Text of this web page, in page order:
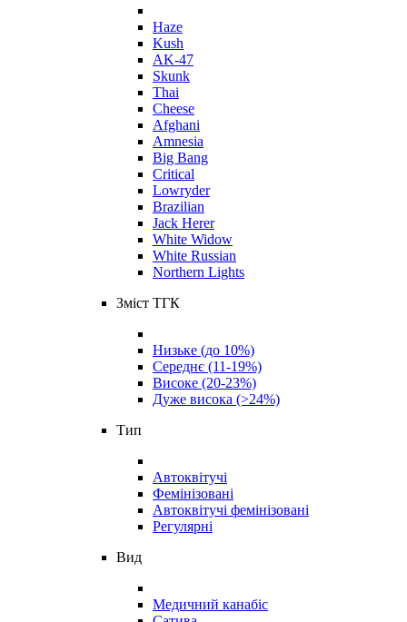
Haze
Kush
AK-47
Skunk
Thai
Cheese
Afghani
Amnesia
Big Bang
Critical
Lowryder
Brazilian
Jack Herer
White Widow
White Russian
Northern Lights
Зміст ТГК
Низьке (до 10%)
Середнє (11-19%)
Високе (20-23%)
Дуже висока (>24%)
Тип
Автоквітучі
Фемінізовані
Автоквітучі фемінізовані
Регулярні
Вид
Медичний канабіс